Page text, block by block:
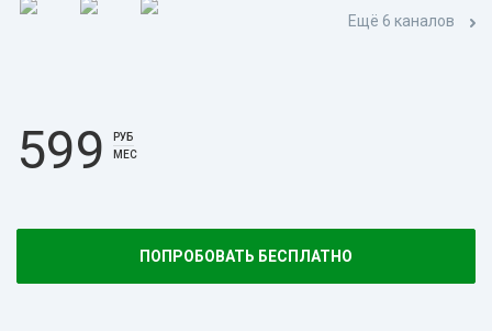
Ещё 6 каналов
599
РУБ
МЕС
ПОПРОБОВАТЬ БЕСПЛАТНО